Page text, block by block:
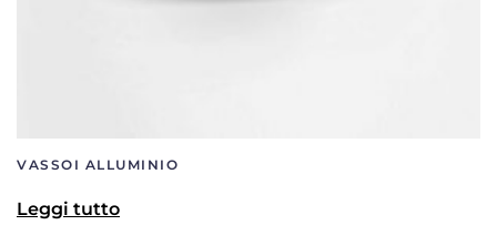
VASSOI ALLUMINIO
Leggi tutto